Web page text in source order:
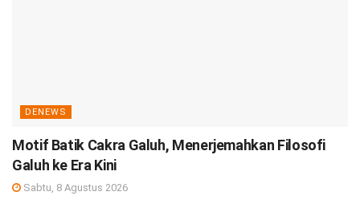
DENEWS
Motif Batik Cakra Galuh, Menerjemahkan Filosofi
Galuh ke Era Kini
Sabtu, 8 Agustus 2026